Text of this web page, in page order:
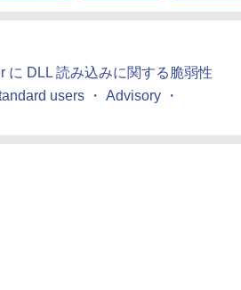
に DLL 読み込みに関する脆弱性
users ・ Advisory ・